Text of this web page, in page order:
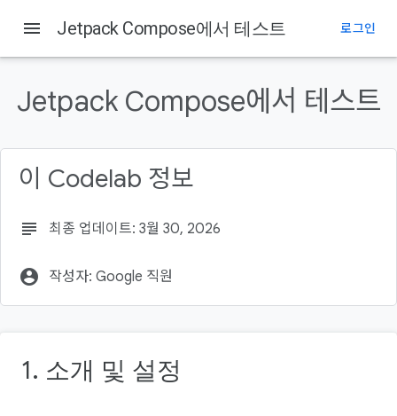
1. 소개 및 설정
필요한 항목
2. 테스트 대상
3. 간단한 UI 테스트 만들기
menu Jetpack Compose에서 테스트 로그인
Jetpack Compose에서 테스트
이 Codelab 정보
subject 최종 업데이트: 3월 30, 2026
account_circle 작성자: Google 직원
1. 소개 및 설정